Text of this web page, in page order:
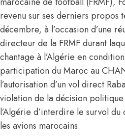
revenu sur ses derniers propos
décembre, à l’occasion d’une
directeur de la FRMF durant
chantage à l’Algérie en
participation du Maroc au
l’autorisation d’un vol direct
violation de la décision
l’Algérie d’interdire le survol
les avions marocains.